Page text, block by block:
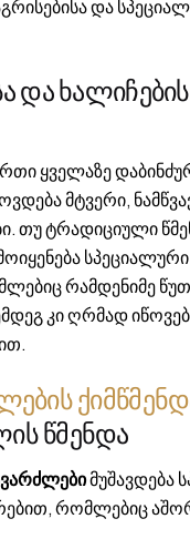
და
და
ყველაზე
მტვერი,
თუ ტრადიციული
რამდენიმე
კი ღრმად
წმენდა
მუშავდება
რომლებიც